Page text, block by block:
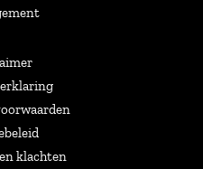
klachten